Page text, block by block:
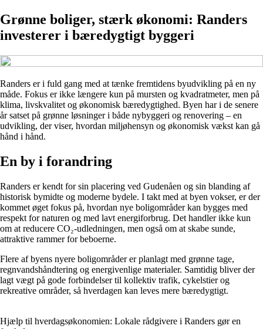
Grønne boliger, stærk økonomi: Randers
investerer i bæredygtigt byggeri
Randers er i fuld gang med at tænke fremtidens byudvikling på en ny
måde. Fokus er ikke længere kun på mursten og kvadratmeter, men på
klima, livskvalitet og økonomisk bæredygtighed. Byen har i de senere
år satset på grønne løsninger i både nybyggeri og renovering – en
udvikling, der viser, hvordan miljøhensyn og økonomisk vækst kan gå
hånd i hånd.
En by i forandring
Randers er kendt for sin placering ved Gudenåen og sin blanding af
historisk bymidte og moderne bydele. I takt med at byen vokser, er der
kommet øget fokus på, hvordan nye boligområder kan bygges med
respekt for naturen og med lavt energiforbrug. Det handler ikke kun
om at reducere CO₂-udledningen, men også om at skabe sunde,
attraktive rammer for beboerne.
Flere af byens nyere boligområder er planlagt med grønne tage,
regnvandshåndtering og energivenlige materialer. Samtidig bliver der
lagt vægt på gode forbindelser til kollektiv trafik, cykelstier og
rekreative områder, så hverdagen kan leves mere bæredygtigt.
Hjælp til hverdagsøkonomien: Lokale rådgivere i Randers gør en